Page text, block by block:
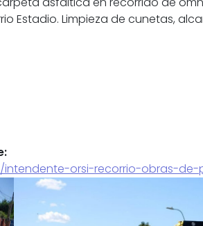
Estadio. Limpieza de cunetas,
intendente-orsi-recorrio-obras-